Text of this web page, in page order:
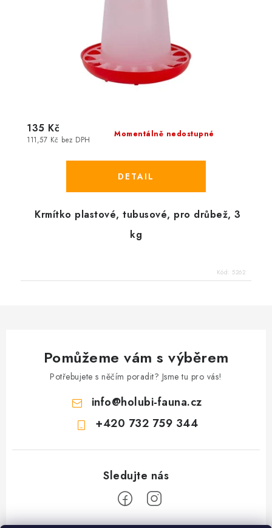
Momentálně nedostupné
111,57 Kč bez DPH
135 Kč
Krmítko plastové, tubusové, pro drůbež, 3
kg
Kód: 5262
Pomůžeme vám s výběrem
Potřebujete s něčím poradit? Jsme tu pro vás!
info@holubi-fauna.cz
+420 732 759 344